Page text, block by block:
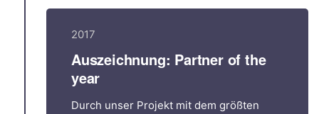
2017
Auszeichnung: Partner of the
year
Durch unser Projekt mit dem größten